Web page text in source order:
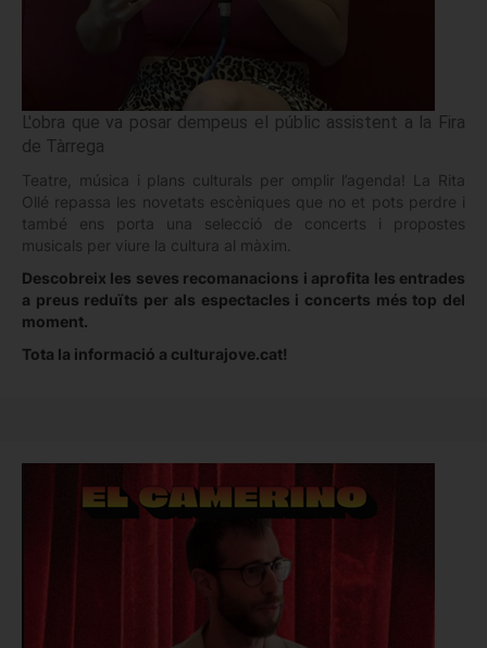
L'obra que va posar dempeus el públic assistent a la Fira
de Tàrrega
Teatre, música i plans culturals per omplir l’agenda! La Rita
Ollé repassa les novetats escèniques que no et pots perdre i
també ens porta una selecció de concerts i propostes
musicals per viure la cultura al màxim.
Descobreix les seves recomanacions i aprofita les entrades
a preus reduïts per als espectacles i concerts més top del
moment.
Tota la informació a culturajove.cat!